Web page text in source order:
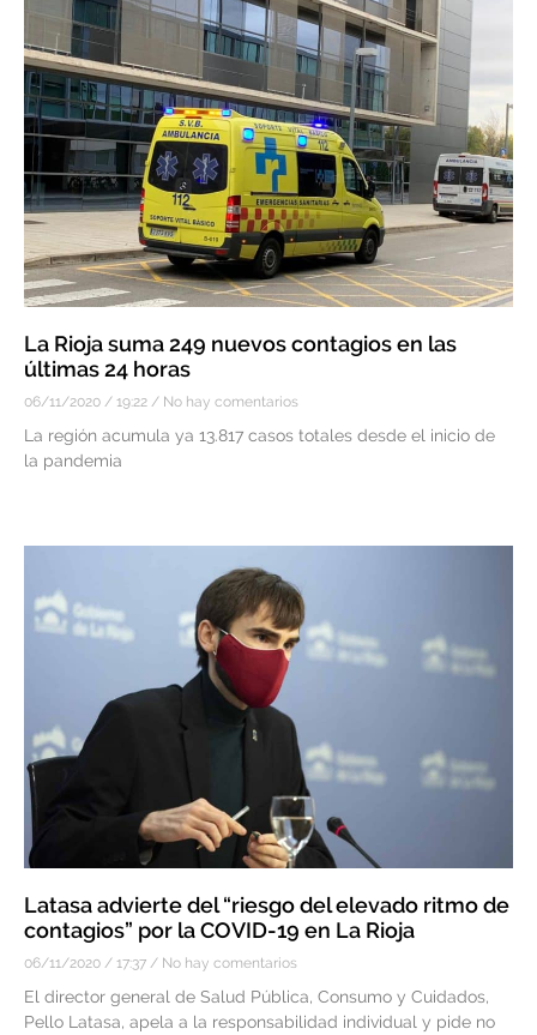
La Rioja suma 249 nuevos contagios en las
últimas 24 horas
06/11/2020 19:22 No hay comentarios
La región acumula ya 13.817 casos totales desde el inicio de
la pandemia
Latasa advierte del “riesgo del elevado ritmo de
contagios” por la COVID-19 en La Rioja
06/11/2020 17:37 No hay comentarios
El director general de Salud Pública, Consumo y Cuidados,
Pello Latasa, apela a la responsabilidad individual y pide no